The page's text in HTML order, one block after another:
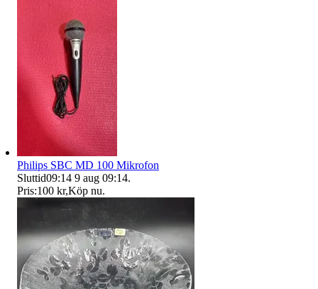
Philips SBC MD 100 Mikrofon
Sluttid09:14 9 aug 09:14.
Pris:100 kr,Köp nu.